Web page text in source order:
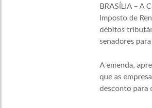
BRASÍLIA – A
Imposto de
débitos
senadores
A emenda,
que as
desconto para